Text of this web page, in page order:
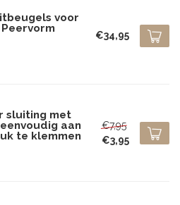
voor
€34,95
sluiting met
aan
te klemmen
€7,95
€3,95